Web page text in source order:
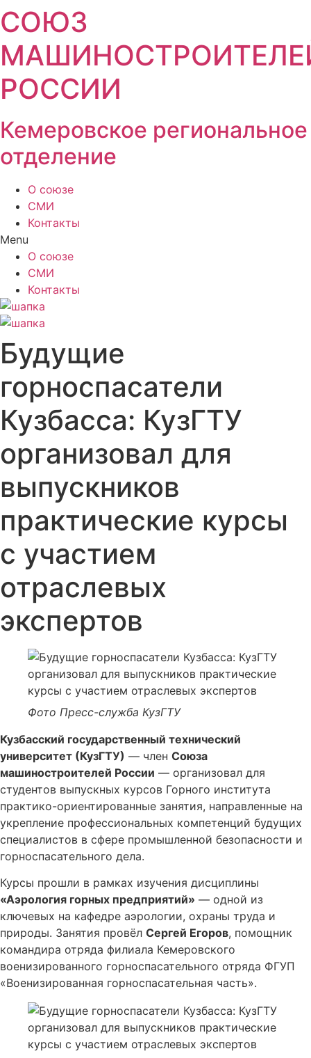
СОЮЗ
РОССИИ
Кемеровское региональное
отделение
О союзе
СМИ
Контакты
Menu
О союзе
СМИ
Контакты
Будущие
горноспасатели
Кузбасса: КузГТУ
организовал для
выпускников
практические курсы
с участием
отраслевых
экспертов
Фото Пресс-служба КузГТУ
Кузбасский государственный технический
университет (КузГТУ) — член Союза
машиностроителей России — организовал для
студентов выпускных курсов Горного института
практико-ориентированные занятия, направленные на
укрепление профессиональных компетенций будущих
специалистов в сфере промышленной безопасности и
горноспасательного дела.
Курсы прошли в рамках изучения дисциплины
«Аэрология горных предприятий» — одной из
ключевых на кафедре аэрологии, охраны труда и
природы. Занятия провёл Сергей Егоров, помощник
командира отряда филиала Кемеровского
военизированного горноспасательного отряда ФГУП
«Военизированная горноспасательная часть».